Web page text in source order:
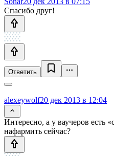
Спасибо друг!
Ответить
alexeywolf20 дек 2013 в 12:04
Интересно, а у ваучеров есть
нафармить сейчас?